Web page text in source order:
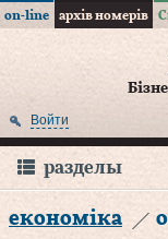
on-line архів номерів
Войти
разделы
економіка